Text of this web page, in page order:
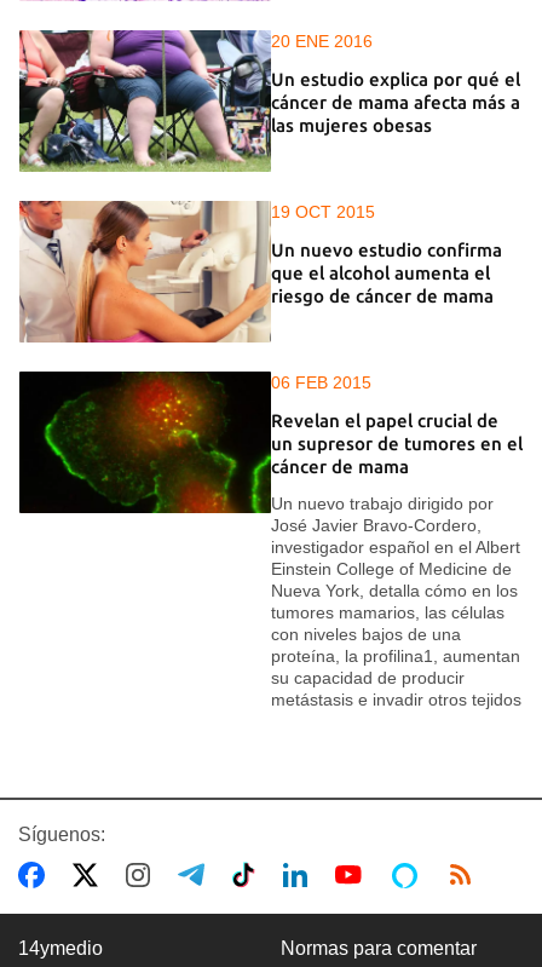
20 ENE 2016
Un estudio explica por qué el
cáncer de mama afecta más a
las mujeres obesas
19 OCT 2015
Un nuevo estudio confirma
que el alcohol aumenta el
riesgo de cáncer de mama
06 FEB 2015
Revelan el papel crucial de
un supresor de tumores en el
cáncer de mama
Un nuevo trabajo dirigido por
José Javier Bravo-Cordero,
investigador español en el Albert
Einstein College of Medicine de
Nueva York, detalla cómo en los
tumores mamarios, las células
con niveles bajos de una
proteína, la profilina1, aumentan
su capacidad de producir
metástasis e invadir otros tejidos
Síguenos:
14ymedio Normas para comentar